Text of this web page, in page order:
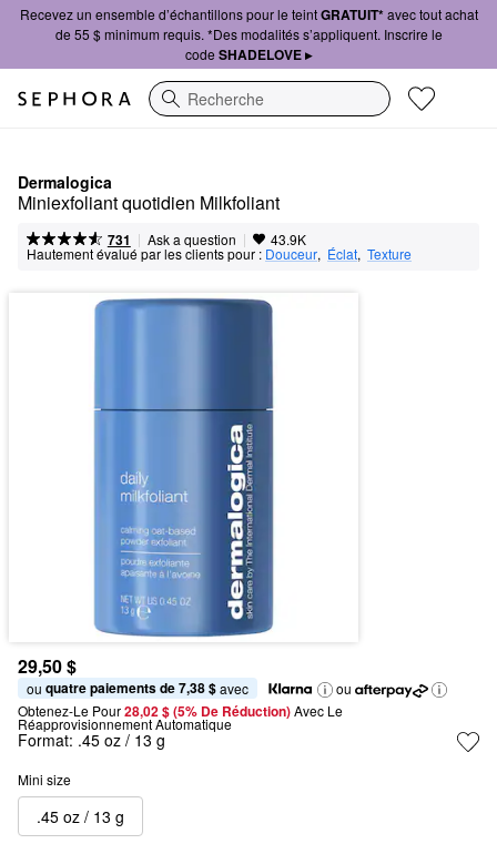
Recevez un ensemble d’échantillons pour le teintGRATUIT*avec tout achat
de 55 $ minimum requis. *Des modalités s’appliquent. Inscrire le
code SHADELOVE ▸
Recherche
Dermalogica
Miniexfoliant quotidien Milkfoliant
731 | Ask a question | 43.9K
Hautement évalué par les clients pour : Douceur, Éclat, Texture
29,50 $
ou quatre paiements de 7,38 $ avec
ou
Obtenez-Le Pour28,02 $ (5% De Réduction) Avec Le
Réapprovisionnement Automatique
Format: .45 oz / 13 g
Mini size
.45 oz / 13 g